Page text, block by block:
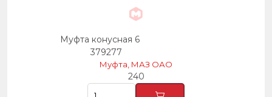
Муфта конусная 6
379277
Муфта, МАЗ ОАО
240